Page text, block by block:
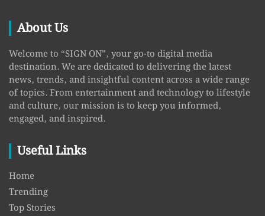
About Us
Welcome to “SIGN ON”, your go-to digital media
destination. We are dedicated to delivering the latest
news, trends, and insightful content across a wide range
of topics. From entertainment and technology to lifestyle
and culture, our mission is to keep you informed,
engaged, and inspired.
Useful Links
Home
Trending
Top Stories